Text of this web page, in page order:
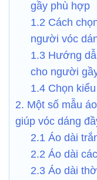
gầy phù hợp
1.2 Cách
người vóc
1.3 Hướng
cho người
1.4 Chọn
2. Một số mẫu
giúp vóc dáng
2.1 Áo dài
2.2 Áo dài
2.3 Áo dài